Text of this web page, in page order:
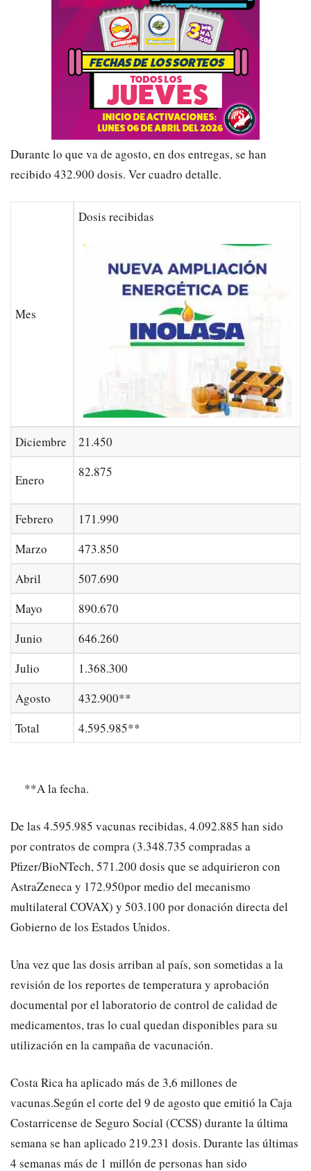
Durante lo que vade agosto, en dos entregas, se han
recibido 432.900 dosis. Ver cuadro detalle.
Mes
Dosis recibidas
Diciembre 21.450
Enero
82.875
Febrero
171.990
Marzo
473.850
Abril
507.690
Mayo
890.670
Junio
646.260
Julio
1.368.300
Agosto
432.900**
Total
4.595.985**
**A la fecha.
De las 4.595.985 vacunas recibidas, 4.092.885 han sido
por contratos de compra (3.348.735 compradas a
Pfizer/BioNTech, 571.200 dosis que se adquirieron con
AstraZeneca y 172.950por medio del mecanismo
multilateral COVAX) y 503.100 por donación directa del
Gobierno de los Estados Unidos.
Una vez que las dosis arriban al país, son sometidas a la
revisión de los reportes de temperatura y aprobación
documental por el laboratorio de control de calidad de
medicamentos, tras lo cual quedan disponibles para su
utilización en la campaña de vacunación.
Costa Rica ha aplicado más de 3,6 millones de
vacunas.Según el corte del 9 de agosto que emitió la Caja
Costarricense de Seguro Social (CCSS) durante la última
semana se han aplicado 219.231 dosis. Durante las últimas
4 semanas más de 1 millón de personas han sido